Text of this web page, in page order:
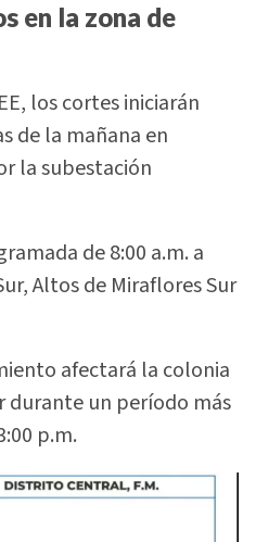
en la zona de
los cortes iniciarán
de la mañana en
la subestación
de 8:00 a.m. a
Altos de Miraflores Sur
afectará la colonia
durante un período más
p.m.